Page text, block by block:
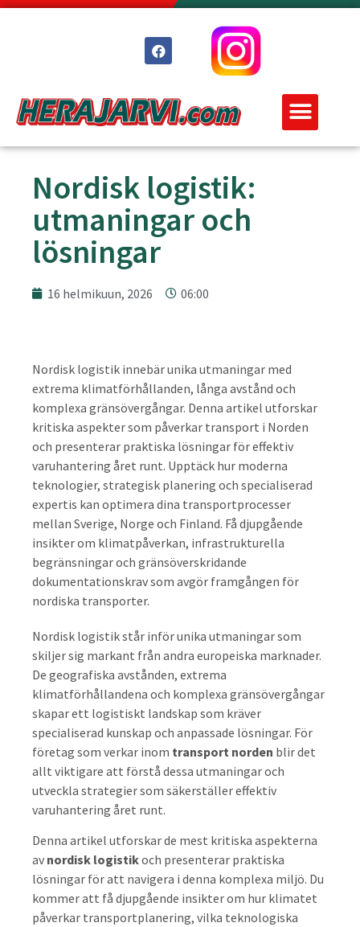
Nordisk logistik:
utmaningar och
lösningar
16 helmikuun, 2026 06:00
Nordisk logistik innebär unika utmaningar med
extrema klimatförhållanden, långa avstånd och
komplexa gränsövergångar. Denna artikel utforskar
kritiska aspekter som påverkar transport i Norden
och presenterar praktiska lösningar för effektiv
varuhantering året runt. Upptäck hur moderna
teknologier, strategisk planering och specialiserad
expertis kan optimera dina transportprocesser
mellan Sverige, Norge och Finland. Få djupgående
insikter om klimatpåverkan, infrastrukturella
begränsningar och gränsöverskridande
dokumentationskrav som avgör framgången för
nordiska transporter.
Nordisk logistik står inför unika utmaningar som
skiljer sig markant från andra europeiska marknader.
De geografiska avstånden, extrema
klimatförhållandena och komplexa gränsövergångar
skapar ett logistiskt landskap som kräver
specialiserad kunskap och anpassade lösningar. För
företag som verkar inom transport norden blir det
allt viktigare att förstå dessa utmaningar och
utveckla strategier som säkerställer effektiv
varuhantering året runt.
Denna artikel utforskar de mest kritiska aspekterna
av nordisk logistikoch presenterar praktiska
lösningar för att navigera i denna komplexa miljö. Du
kommer att få djupgående insikter om hur klimatet
påverkar transportplanering, vilka teknologiska